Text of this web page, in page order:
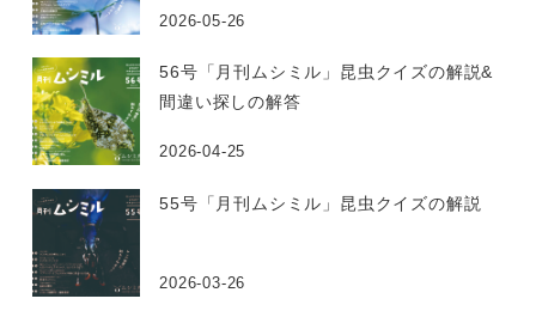
2026-05-26
56号「月刊ムシミル」昆虫クイズの解説&
間違い探しの解答
2026-04-25
55号「月刊ムシミル」昆虫クイズの解説
2026-03-26